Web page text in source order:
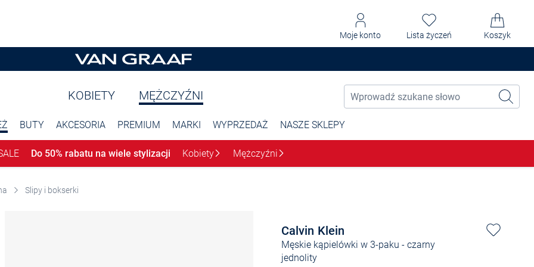
Moje konto Lista życzeń Koszyk
KOBIETY MĘŻCZYŹNI
BUTY AKCESORIA PREMIUM MARKI WYPRZEDAŻ NASZE SKLEPY
Do 50% rabatu na wiele stylizacji Kobiety Mężczyźni
Slipy i bokserki
Calvin Klein
Męskie kąpielówki w 3-paku - czarny
jednolity